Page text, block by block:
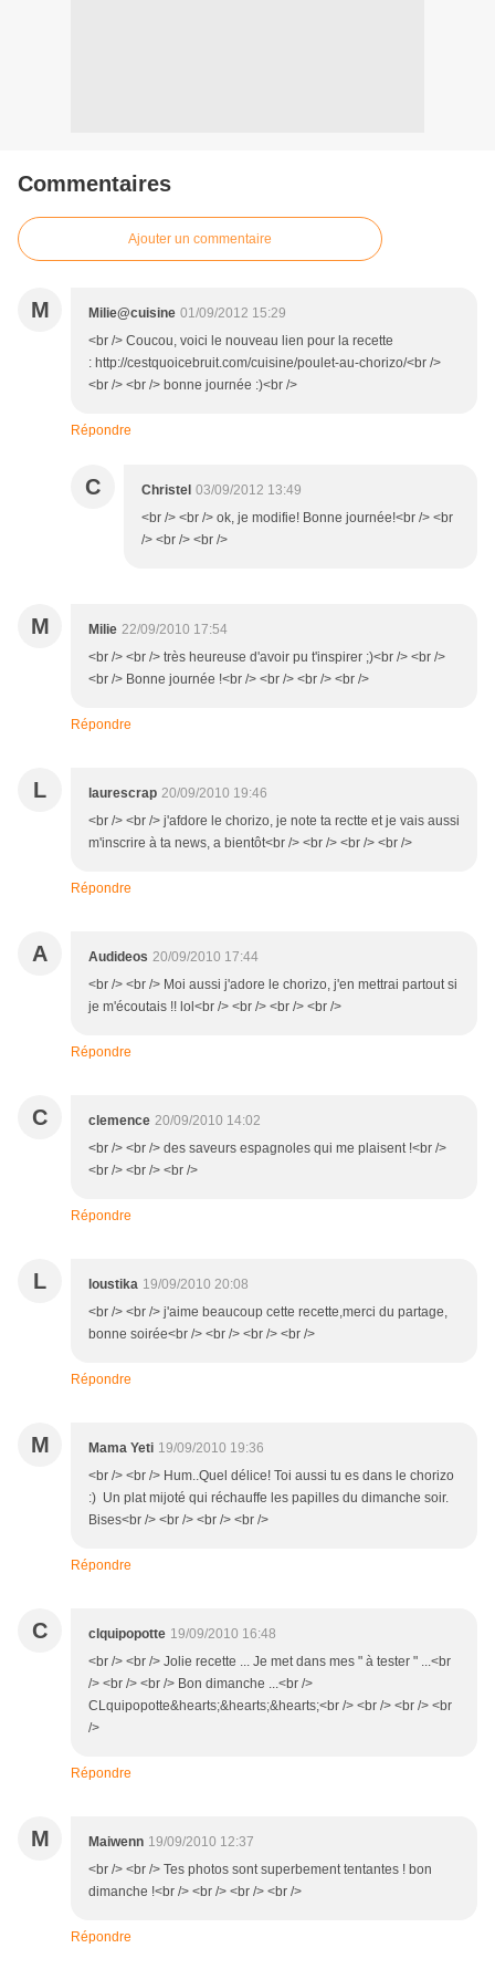
Commentaires
Ajouter un commentaire
M Milie@cuisine 01/09/2012 15:29
<br /> Coucou, voici le nouveau lien pour la recette
: http://cestquoicebruit.com/cuisine/poulet-au-chorizo/<br />
<br /> <br /> bonne journée :)<br />
Répondre
C Christel 03/09/2012 13:49
<br /> <br /> ok, je modifie! Bonne journée!<br /> <br
/> <br /> <br />
M Milie 22/09/2010 17:54
<br /> <br /> très heureuse d'avoir pu t'inspirer ;)<br /> <br />
<br /> Bonne journée !<br /> <br /> <br /> <br />
Répondre
L laurescrap 20/09/2010 19:46
<br /> <br /> j'afdore le chorizo, je note ta rectte et je vais aussi
m'inscrire à ta news, a bientôt<br /> <br /> <br /> <br />
Répondre
A Audideos 20/09/2010 17:44
<br /> <br /> Moi aussi j'adore le chorizo, j'en mettrai partout si
je m'écoutais !! lol<br /> <br /> <br /> <br />
Répondre
C clemence 20/09/2010 14:02
<br /> <br /> des saveurs espagnoles qui me plaisent !<br />
<br /> <br /> <br />
Répondre
L loustika 19/09/2010 20:08
<br /> <br /> j'aime beaucoup cette recette,merci du partage,
bonne soirée<br /> <br /> <br /> <br />
Répondre
M Mama Yeti 19/09/2010 19:36
<br /> <br /> Hum..Quel délice! Toi aussi tu es dans le chorizo
:) Un plat mijoté qui réchauffe les papilles du dimanche soir.
Bises<br /> <br /> <br /> <br />
Répondre
C clquipopotte 19/09/2010 16:48
<br /> <br /> Jolie recette ... Je met dans mes " à tester " ...<br
/> <br /> <br /> Bon dimanche ...<br />
CLquipopotte&hearts;&hearts;&hearts;<br /> <br /> <br /> <br
/>
Répondre
M Maiwenn 19/09/2010 12:37
<br /> <br /> Tes photos sont superbement tentantes ! bon
dimanche !<br /> <br /> <br /> <br />
Répondre